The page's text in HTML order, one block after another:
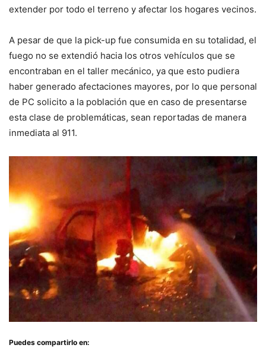
extender por todo el terreno y afectar los hogares vecinos.
A pesar de que la pick-up fue consumida en su totalidad, el
fuego no se extendió hacia los otros vehículos que se
encontraban en el taller mecánico, ya que esto pudiera
haber generado afectaciones mayores, por lo que personal
de PC solicito a la población que en caso de presentarse
esta clase de problemáticas, sean reportadas de manera
inmediata al 911.
Puedes compartirlo en: